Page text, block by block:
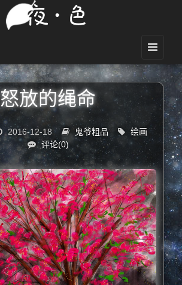
怒放的绳命
2016-12-18 鬼爷粗品
绘画
评论(0)